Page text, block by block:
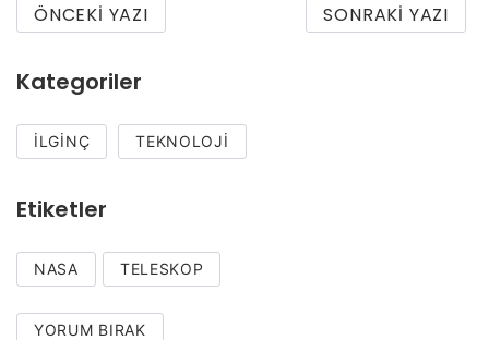
ÖNCEKI YAZI SONRAKI YAZI
Kategoriler
İLGINÇ TEKNOLOJI
Etiketler
NASA TELESKOP
YORUM BIRAK